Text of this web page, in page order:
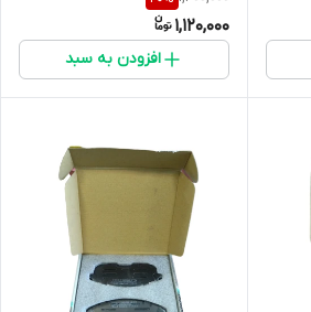
1,120,000
افزودن به سبد